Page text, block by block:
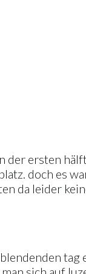
ersten
doch es
da leider